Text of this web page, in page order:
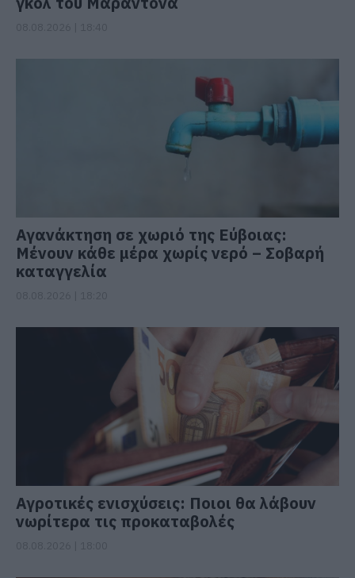
Αγανάκτηση σε χωριό της Εύβοιας:
Μένουν κάθε μέρα χωρίς νερό – Σοβαρή
καταγγελία
Αγροτικές ενισχύσεις: Ποιοι θα λάβουν
νωρίτερα τις προκαταβολές